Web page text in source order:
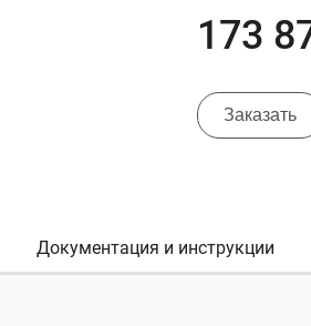
173
Заказать
Документация и инструкции